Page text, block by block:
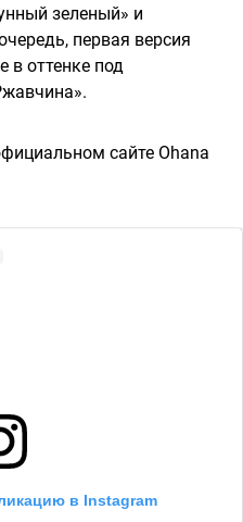
зеленый» и
первая версия
в оттенке под
сайте Ohana
в Instagram